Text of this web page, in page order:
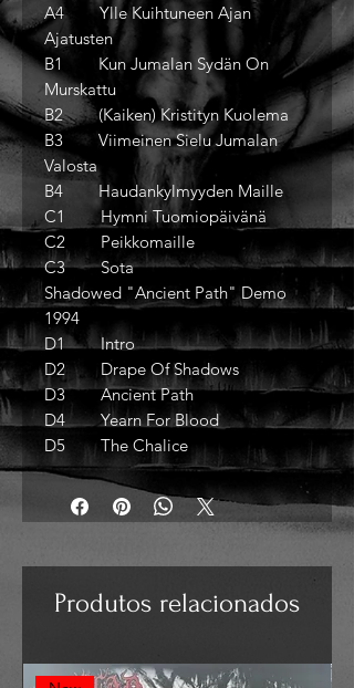
A4 Ylle Kuihtuneen Ajan
Ajatusten
B1 Kun Jumalan Sydän On
Murskattu
B2 (Kaiken) Kristityn Kuolema
B3 Viimeinen Sielu Jumalan
Valosta
B4 Haudankylmyyden Maille
C1 Hymni Tuomiopäivänä
C2 Peikkomaille
C3 Sota
Shadowed "Ancient Path" Demo
1994
D1 Intro
D2 Drape Of Shadows
D3 Ancient Path
D4 Yearn For Blood
D5 The Chalice
Produtos relacionados